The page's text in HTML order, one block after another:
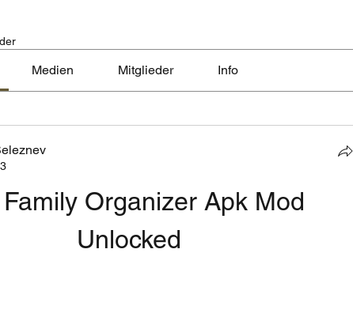
Medien Mitglieder Info
Organizer Apk Mod
Unlocked